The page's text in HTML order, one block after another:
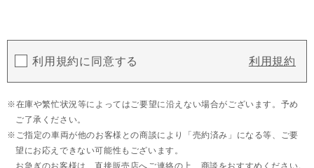
利用規約に同意する 利用規約
在庫や繁忙状況等によってはご要望に沿えない場合がございます。予め
ご了承ください。
ご指定の車両が他のお客様との商談により「売約済み」になる等、ご要
望にお応えできない可能性もございます。
お急ぎのお客様は、直接販売店へご連絡の上、商談をおすすめください。